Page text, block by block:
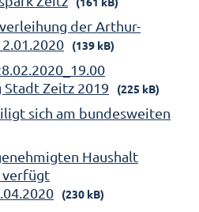
der Arthur-
(139 kB)
Zeitz 2019
(225 kB)
sich am bundesweiten
Haushalt
verfügt
(230 kB)